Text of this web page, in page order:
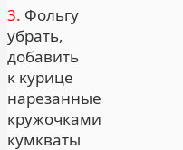
3. Фольгу
убрать,
добавить
к курице
нарезанные
кружочками
кумкваты